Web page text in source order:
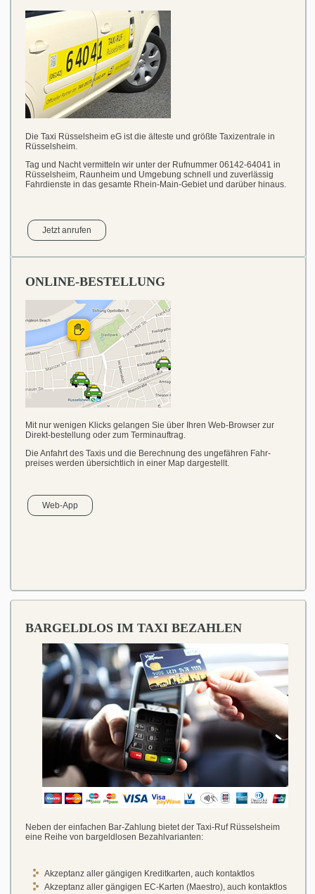
Die Taxi Rüsselsheim eG ist die älteste und größte Taxizentrale in
Rüsselsheim.
Tag und Nacht vermitteln wir unter der Rufnummer 06142-64041 in
Rüsselsheim, Raunheim und Umgebung schnell und zuverlässig
Fahrdienste in das gesamte Rhein-Main-Gebiet und darüber hinaus.
Jetzt anrufen
ONLINE-BESTELLUNG
Mit nur wenigen Klicks gelangen Sie über Ihren Web-Browser zur
Direkt-bestellung oder zum Terminauftrag.
Die Anfahrt des Taxis und die Berechnung des ungefähren Fahr-
preises werden übersichtlich in einer Map dargestellt.
Web-App
BARGELDLOS IM TAXI BEZAHLEN
Neben der einfachen Bar-Zahlung bietet der Taxi-Ruf Rüsselsheim
eine Reihe von bargeldlosen Bezahlvarianten:
Akzeptanz aller gängigen Kreditkarten, auch kontaktlos
Akzeptanz aller gängigen EC-Karten (Maestro), auch kontaktlos